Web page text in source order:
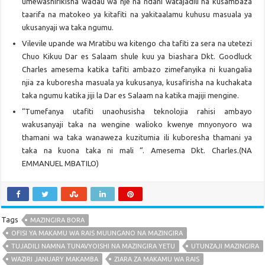
taarifa na matokeo ya kitafiti na yakitaalamu kuhusu masuala ya
ukusanyaji wa taka ngumu.
Vilevile upande wa Mratibu wa kitengo cha tafiti za sera na utetezi
Chuo Kikuu Dar es Salaam shule kuu ya biashara Dkt. Goodluck
Charles amesema katika tafiti ambazo zimefanyika ni kuangalia
njia za kuboresha masuala ya kukusanya, kusafirisha na kuchakata
taka ngumu katika jiji la Dar es Salaam na katika majiji mengine.
“Tumefanya utafiti unaohusisha teknolojia rahisi ambayo
wakusanyaji taka na wengine walioko kwenye mnyonyoro wa
thamani wa taka wanaweza kuzitumia ili kuboresha thamani ya
taka na kuona taka ni mali “. Amesema Dkt. Charles.(NA
EMMANUEL MBATILO)
Tags
MAZINGIRA BORA
OFISI YA MAKAMU WA RAIS MUUNGANO NA MAZINGIRA
TUJADILI NAMNA TUNAVYOISHI NA MAZINGIRA YETU
UTUNZAJI MAZINGIRA
WAZIRI JANUARY MAKAMBA
ZIARA ZA MAKAMU WA RAIS